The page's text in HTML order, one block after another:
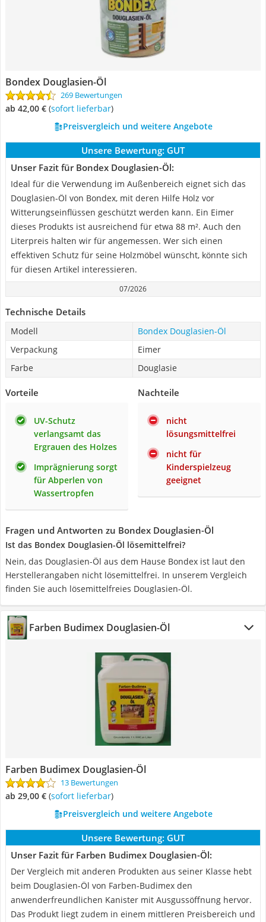
Bondex Douglasien-Öl
269 Bewertungen
ab 42,00 € ( Sofort lieferbar)
Preisvergleich und weitere Angebote
Unsere Bewertung: GUT
Unser Fazit für Bondex Douglasien-Öl:
Ideal für die Verwendung im Außenbereich eignet sich das
Douglasien-Öl von Bondex, mit deren Hilfe Holz vor
Witterungseinflüssen geschützt werden kann. Ein Eimer
dieses Produkts ist ausreichend für etwa 88 m². Auch den
Literpreis halten wir für angemessen. Wer sich einen
effektiven Schutz für seine Holzmöbel wünscht, könnte sich
für diesen Artikel interessieren.
07/2026
Technische Details
Modell
Bondex Douglasien-Öl
Verpackung
Eimer
Farbe
Douglasie
Vorteile
UV-Schutz
verlangsamt das
Ergrauen des Holzes
Imprägnierung sorgt
für Abperlen von
Wassertropfen
Nachteile
nicht
lösungsmittelfrei
nicht für
Kinderspielzeug
geeignet
Fragen und Antworten zu Bondex Douglasien-Öl
Ist das Bondex Douglasien-Öl lösemittelfrei?
Nein, das Douglasien-Öl aus dem Hause Bondex ist laut den
Herstellerangaben nicht lösemittelfrei. In unserem Vergleich
finden Sie auch lösemittelfreies Douglasien-Öl.
Farben Budimex Douglasien-Öl
Farben Budimex Douglasien-Öl
13 Bewertungen
ab 29,00 € ( Sofort lieferbar)
Preisvergleich und weitere Angebote
Unsere Bewertung: GUT
Unser Fazit für Farben Budimex Douglasien-Öl:
Der Vergleich mit anderen Produkten aus seiner Klasse hebt
beim Douglasien-Öl von Farben-Budimex den
anwenderfreundlichen Kanister mit Ausgussöffnung hervor.
Das Produkt liegt zudem in einem mittleren Preisbereich und